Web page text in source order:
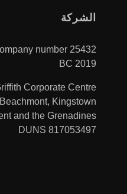
الشركة
number 25432
BC 2019
Corporate Centre,
Kingstown,
and the Grenadines
DUNS 817053497